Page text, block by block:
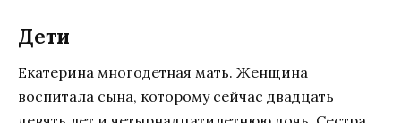
Дети
Екатерина многодетная мать. Женщина
воспитала сына, которому сейчас двадцать